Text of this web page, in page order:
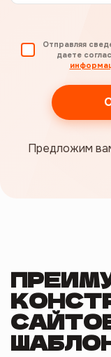
Отправляя
даете
Предложим